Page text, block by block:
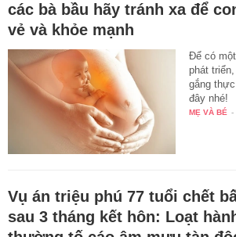
các bà bầu hãy tránh xa để
vẻ và khỏe mạnh
Để có
phát
gắng
đây nhé!
MẸ VÀ BÉ -
Vụ án triệu phú 77 tuổi chết
sau 3 tháng kết hôn: Loạt